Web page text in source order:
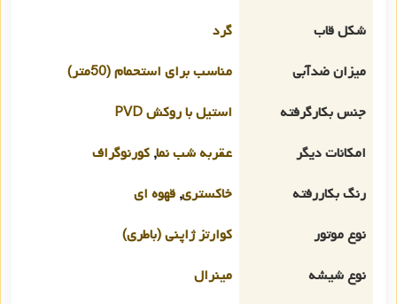
شکل قاب
گرد
میزان ضدآبی
مناسب برای استحمام (50متر)
جنس بکارگرفته
استیل با روکش PVD
امکانات دیگر
عقربه شب نما, کورنوگراف
رنگ بکاررفته
خاکستری, قهوه ای
نوع موتور
کوارتز ژاپنی (باطری)
نوع شیشه
مینرال